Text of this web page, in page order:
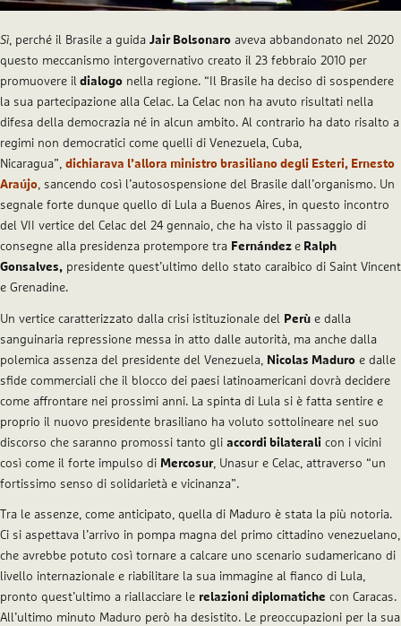
Sì , perché il Brasile a guida Jair Bolsonaro aveva abbandonato nel 2020
questo meccanismo intergovernativo creato il 23 febbraio 2010 per
promuovere il dialogo nella regione. “Il Brasile ha deciso di sospendere
la sua partecipazione alla Celac. La Celac non ha avuto risultati nella
difesa della democrazia né in alcun ambito. Al contrario ha dato risalto a
regimi non democratici come quelli di Venezuela, Cuba,
Nicaragua”, dichiarava l’allora ministro brasiliano degli Esteri, Ernesto
Araújo , sancendo così l’autosospensione del Brasile dall’organismo. Un
segnale forte dunque quello di Lula a Buenos Aires, in questo incontro
del VII vertice del Celac del 24 gennaio, che ha visto il passaggio di
consegne alla presidenza protempore tra Fernández e Ralph
Gonsalves, presidente quest’ultimo dello stato caraibico di Saint Vincent
e Grenadine.
Un vertice caratterizzato dalla crisi istituzionale del Perù e dalla
sanguinaria repressione messa in atto dalle autorità, ma anche dalla
polemica assenza del presidente del Venezuela,
Nicolas Maduro e dalle
sfide commerciali che il blocco dei paesi latinoamericani dovrà decidere
come affrontare nei prossimi anni. La spinta di Lula si è fatta sentire e
proprio il nuovo presidente brasiliano ha voluto sottolineare nel suo
discorso che saranno promossi tanto gli accordi bilaterali con i vicini
così come il forte impulso di Mercosur, Unasur e Celac, attraverso “un
fortissimo senso di solidarietà e vicinanza”.
Tra le assenze, come anticipato, quella di Maduro è stata la più notoria.
Ci si aspettava l’arrivo in pompa magna del primo cittadino venezuelano,
che avrebbe potuto così tornare a calcare uno scenario sudamericano di
livello internazionale e riabilitare la sua immagine al fianco di Lula,
pronto quest’ultimo a riallacciare le relazioni diplomatiche con Caracas.
All’ultimo minuto Maduro però ha desistito. Le preoccupazioni per la sua